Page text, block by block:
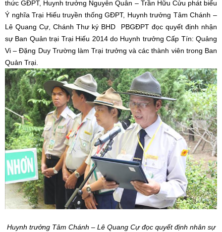
thức GĐPT, Huynh trưởng Nguyên Quân – Trần Hữu Cửu phát biểu
Ý nghĩa Trại Hiếu truyền thống GĐPT, Huynh trưởng Tâm Chánh –
Lê Quang Cự, Chánh Thư ký BHD PBGĐPT đọc quyết định nhận
sự Ban Quản trại Trại Hiếu 2014 do Huynh trưởng Cấp Tín: Quảng
Vi – Đặng Duy Trường làm Trại trưởng và các thành viên trong Ban
Quản Trại.
Huynh trưởng Tâm Chánh – Lê Quang Cự đọc quyết định nhân sự